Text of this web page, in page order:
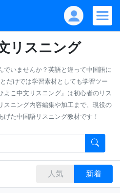
リスニング
でいませんか？英語と違って中国語に
だけでは学習素材としても学習ツー
よこ中文リスニング』は初心者のリス
スニング内容編集や加工まで、現役の
た中国語リスニング教材です！
人気 新着